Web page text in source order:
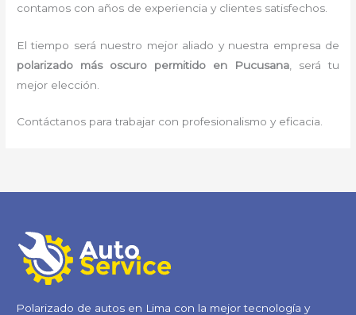
contamos con años de experiencia y clientes satisfechos.
El tiempo será nuestro mejor aliado y nuestra empresa de
polarizado más oscuro permitido
en Pucusana , será tu
mejor elección.
Contáctanos para trabajar con profesionalismo y eficacia.
Polarizado de autos en Lima con la mejor tecnología y